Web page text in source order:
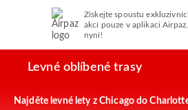
Získejte spoustu
akcí pouze v aplikaci
nyní!
Levné oblíbené trasy
Najděte levné lety z Chicago do